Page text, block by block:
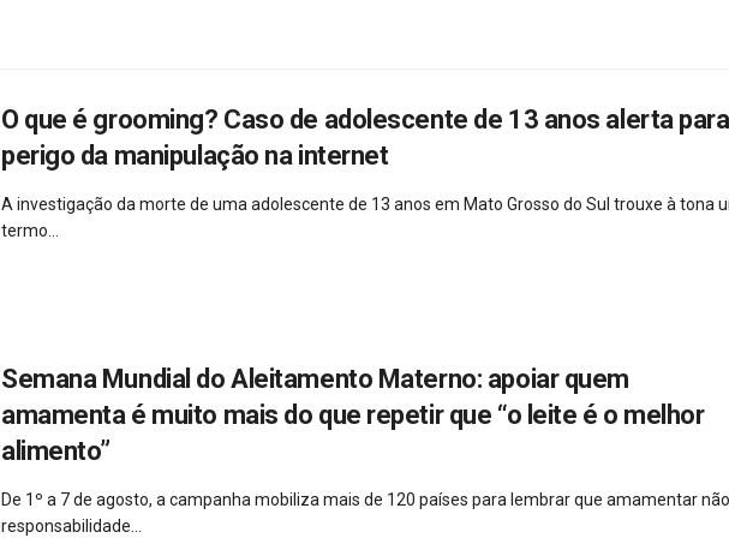
O que é grooming? Caso de adolescente de 13 anos alerta
perigo da manipulação na internet
A investigação da morte de uma adolescente de 13 anos em Mato Grosso do Sul trouxe à tona
termo...
Semana Mundial do Aleitamento Materno: apoiar quem
amamenta é muito mais do que repetir que “o leite é o melhor
alimento”
De 1º a 7 de agosto, a campanha mobiliza mais de 120 países para lembrar que amamentar
responsabilidade...